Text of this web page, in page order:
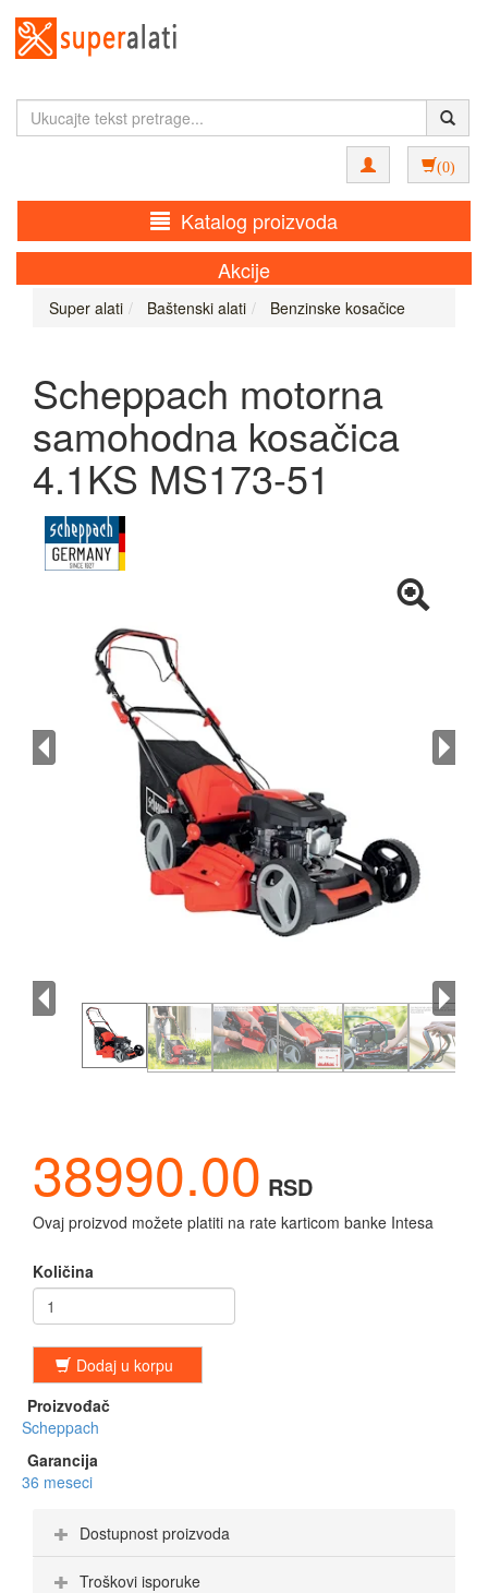
(0)
Katalog proizvoda
Akcije
Super alati Baštenski alati Benzinske kosačice
Scheppach motorna
samohodna kosačica
4.1KS MS173-51
38990.00 RSD
Ovaj proizvod možete platiti na rate karticom banke Intesa
Količina
Dodaj u korpu
Proizvođač
Scheppach
Garancija
36 meseci
Dostupnost proizvoda
Troškovi isporuke